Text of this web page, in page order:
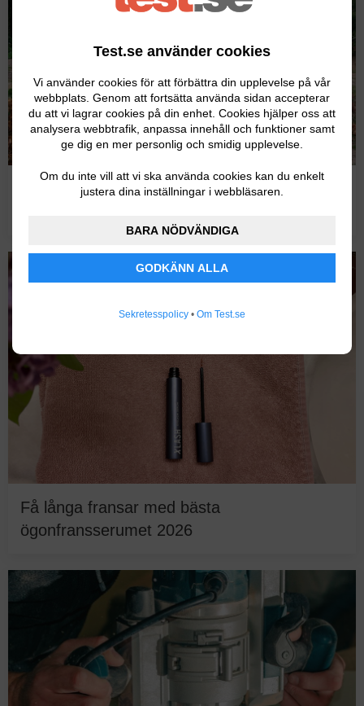
Test.se använder cookies
Vi använder cookies för att förbättra din upplevelse på vår
webbplats. Genom att fortsätta använda sidan accepterar
du att vi lagrar cookies på din enhet. Cookies hjälper oss att
analysera webbtrafik, anpassa innehåll och funktioner samt
ge dig en mer personlig och smidig upplevelse.
Om du inte vill att vi ska använda cookies kan du enkelt
justera dina inställningar i webbläsaren.
BARA NÖDVÄNDIGA
GODKÄNN ALLA
Sekretesspolicy • Om Test.se
Test av bästa kompostkvarnen för
Få långa fransar med bästa
ögonfransserumet 2026